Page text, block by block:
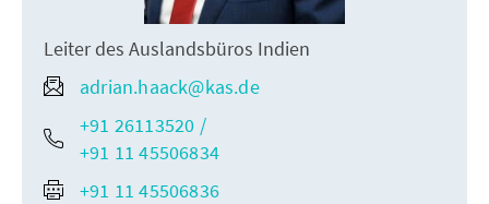
Leiter des Auslandsbüros Indien
adrian.haack@kas.de
+91 26113520 /
+91 11 45506834
+91 11 45506836